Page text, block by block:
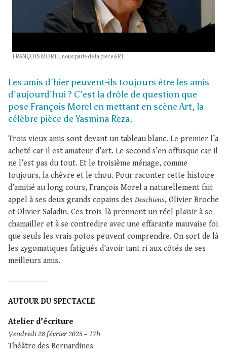
FRANÇOIS MOREL nous parle de la pièce ART
Les amis d’hier peuvent-ils toujours être les amis
d’aujourd’hui ? C’est la drôle de question que
pose François Morel en mettant en scène Art, la
célèbre pièce de Yasmina Reza.
Trois vieux amis sont devant un tableau blanc. Le premier l’a
acheté car il est amateur d’art. Le second s’en offusque car il
ne l’est pas du tout. Et le troisième ménage, comme
toujours, la chèvre et le chou. Pour raconter cette histoire
d’amitié au long cours, François Morel a naturellement fait
appel à ses deux grands copains des Deschiens, Olivier Broche
et Olivier Saladin. Ces trois-là prennent un réel plaisir à se
chamailler et à se contredire avec une effarante mauvaise foi
que seuls les vrais potos peuvent comprendre. On sort de là
les zygomatiques fatigués d’avoir tant ri aux côtés de ses
meilleurs amis.
-------------
AUTOUR DU SPECTACLE
Atelier d’écriture
Vendredi 28 février 2025 – 17h
Théâtre des Bernardines